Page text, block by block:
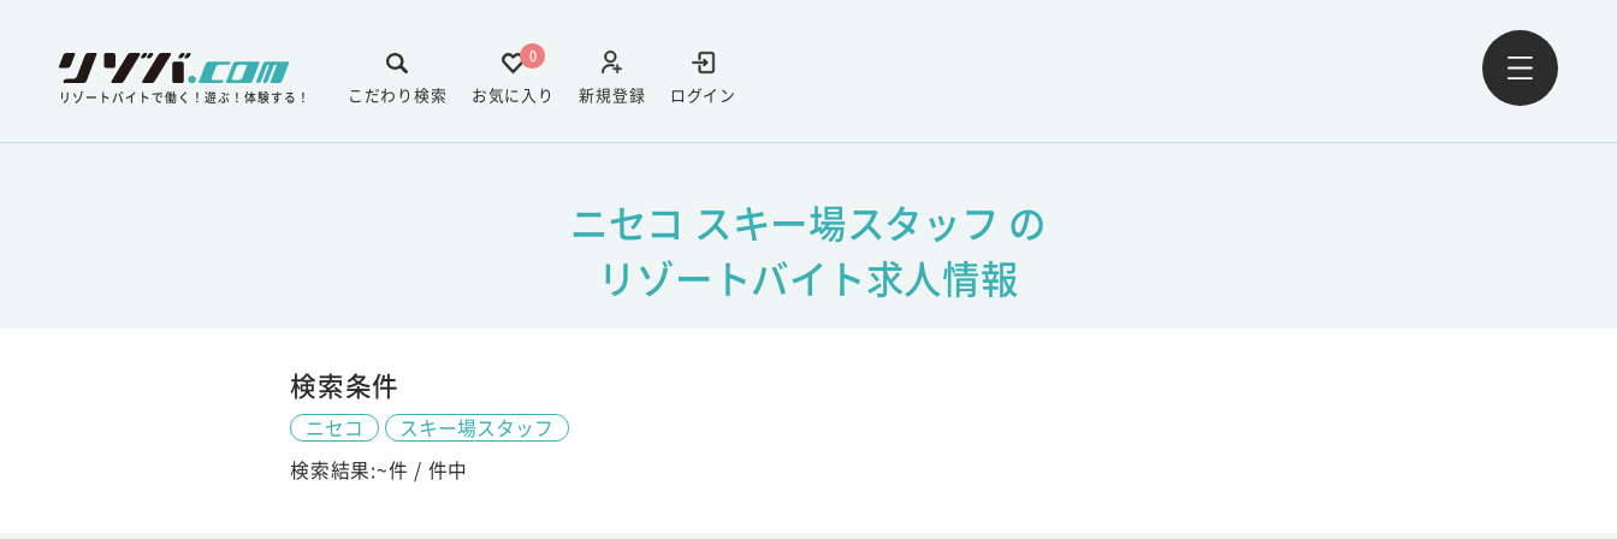
リゾートバイトで働く！遊ぶ！体験する！ ログイン
新規登録
0
お気に入り
こだわり検索
ニセコ スキー場スタッフ の
リゾートバイト求人情報
検索条件
ニセコ
スキー場スタッフ
検索結果:~件 / 件中